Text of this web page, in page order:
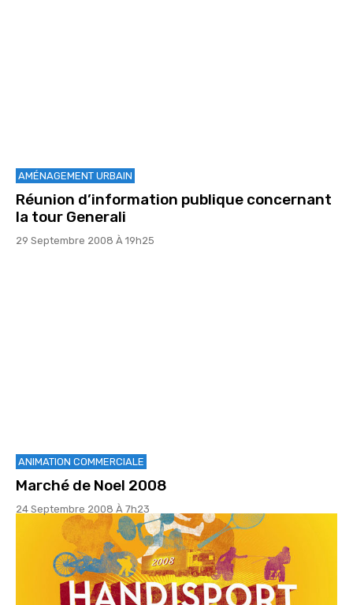
AMÉNAGEMENT URBAIN
Réunion d’information publique concernant
la tour Generali
29 Septembre 2008 À 19h25
ANIMATION COMMERCIALE
Marché de Noel 2008
24 Septembre 2008 À 7h23